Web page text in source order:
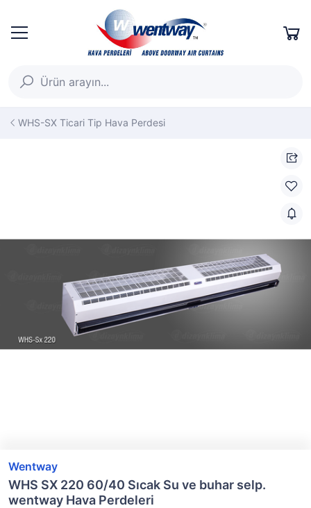
WHS-SX Ticari Tip Hava Perdesi
Wentway
WHS SX 220 60/40 Sıcak Su ve buhar selp.
wentway Hava Perdeleri